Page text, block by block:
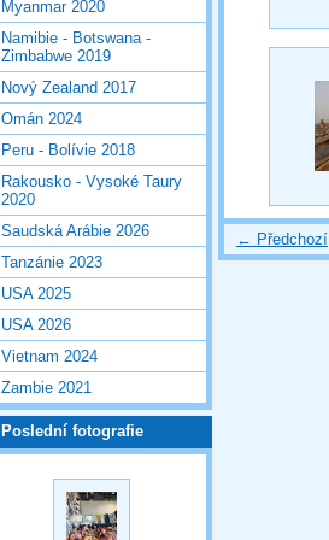
← Předchozí
Myanmar 2020
Namibie - Botswana -
Zimbabwe 2019
Nový Zealand 2017
Omán 2024
Peru - Bolívie 2018
Rakousko - Vysoké Taury
2020
Saudská Arábie 2026
Tanzánie 2023
USA 2025
USA 2026
Vietnam 2024
Zambie 2021
Poslední fotografie